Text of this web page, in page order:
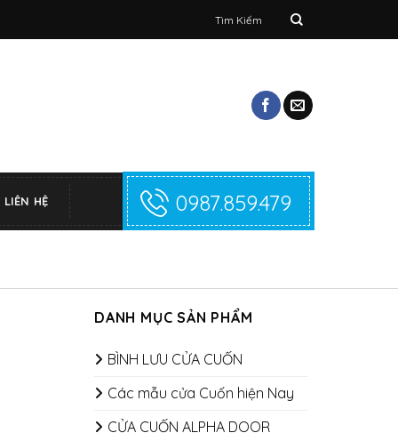
kiếm:
LIÊN HỆ 0987.859.479
DANH MỤC SẢN PHẨM
BÌNH LƯU CỬA CUỐN
Các mẫu cửa Cuốn hiện Nay
CỬA CUỐN ALPHA DOOR